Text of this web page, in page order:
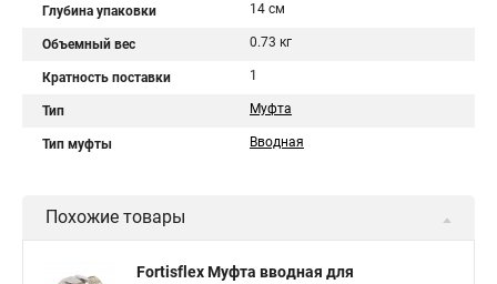
Глубина упаковки 14 см
Объемный вес 0.73 кг
Кратность поставки 1
Тип Муфта
Тип муфты Вводная
Похожие товары
Fortisflex Муфта вводная для